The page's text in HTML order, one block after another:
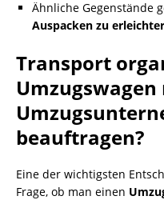
Ähnliche Gegenstände
Auspacken zu
Transport
beauftragen?
Eine der wichtigsten
Frage, ob man einen